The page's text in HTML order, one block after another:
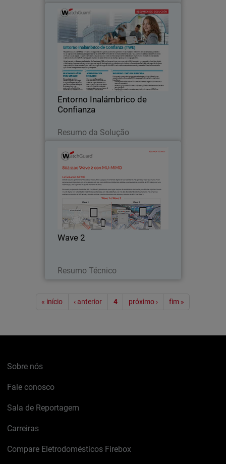
Thumbnail
Entorno Inalámbrico de
Confianza
Resumo da Solução
Entorno Inalámbrico de
Confianza
Body
Usted necesita un Entorno Inalámbrico
de Confianza (TWE), un framework
para crear una red de Wi-Fi completa
que se pueda administrar rápida y
fácilmente, y lo que es más importante,
que sea segura.
Thumbnail
Wave 2
Resumo Técnico
Wave 2
Body
Debido a que la gente transmite videos,
música, fotos y juegos, el contenido
digital de la actualidad es más grande y
mejor que nunca.
Paginação
« início ‹ anterior 4 próximo › fim »
Sobre nós
Fale conosco
Sala de Reportagem
Carreiras
Compare Eletrodomésticos Firebox